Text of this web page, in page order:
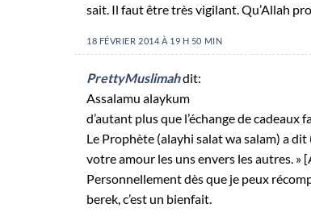
sait. Il faut être très vigilant. Qu’Allah
18 FÉVRIER 2014 À 19 H 50 MIN
PrettyMuslimahdit:
Assalamu alaykum
d’autant plus que l’échange de cadeaux
Le Prophète (alayhi salat wa salam) a
votre amour les uns envers les autres. »
Personnellement dès que je peux
berek, c’est un bienfait.